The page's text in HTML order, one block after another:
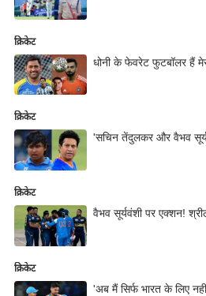
क्रिकेट
धोनी के फेवरेट फुटबॉलर हैं
क्रिकेट
'सचिन तेंदुलकर और वैभव
क्रिकेट
वैभव सूर्यवंशी पर एक्शन!
क्रिकेट
'अब मैं सिर्फ भारत के लिए